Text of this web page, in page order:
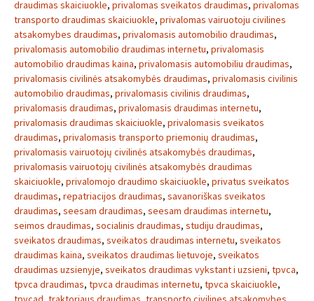
draudimas skaiciuokle, privalomas sveikatos draudimas, privalomas
transporto draudimas skaiciuokle, privalomas vairuotoju civilines
atsakomybes draudimas, privalomasis automobilio draudimas,
privalomasis automobilio draudimas internetu, privalomasis
automobilio draudimas kaina, privalomasis automobiliu draudimas,
privalomasis civilinės atsakomybės draudimas, privalomasis civilinis
automobilio draudimas, privalomasis civilinis draudimas,
privalomasis draudimas, privalomasis draudimas internetu,
privalomasis draudimas skaiciuokle, privalomasis sveikatos
draudimas, privalomasis transporto priemonių draudimas,
privalomasis vairuotojų civilinės atsakomybės draudimas,
privalomasis vairuotojų civilinės atsakomybės draudimas
skaiciuokle, privalomojo draudimo skaiciuokle, privatus sveikatos
draudimas, repatriacijos draudimas, savanoriškas sveikatos
draudimas, seesam draudimas, seesam draudimas internetu,
seimos draudimas, socialinis draudimas, studiju draudimas,
sveikatos draudimas, sveikatos draudimas internetu, sveikatos
draudimas kaina, sveikatos draudimas lietuvoje, sveikatos
draudimas uzsienyje, sveikatos draudimas vykstant i uzsieni, tpvca,
tpvca draudimas, tpvca draudimas internetu, tpvca skaiciuokle,